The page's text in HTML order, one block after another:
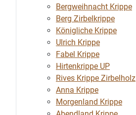
Bergweihnacht Krippe
Berg Zirbelkrippe
Königliche Krippe
Ulrich Krippe
Fabel Krippe
Hirtenkrippe UP
Rives Krippe Zirbelholz
Anna Krippe
Morgenland Krippe